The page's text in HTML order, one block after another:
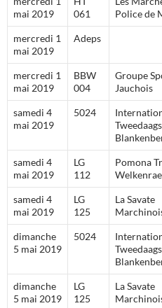
mai 2019
061
Police de
mercredi 1
mai 2019
Adeps
mercredi 1
mai 2019
BBW
004
Groupe
Jauchois
samedi 4
mai 2019
5024
samedi 4
mai 2019
LG
112
Pomona
samedi 4
mai 2019
LG
125
La Savate
dimanche
5 mai 2019
5024
dimanche
5 mai 2019
LG
125
La Savate